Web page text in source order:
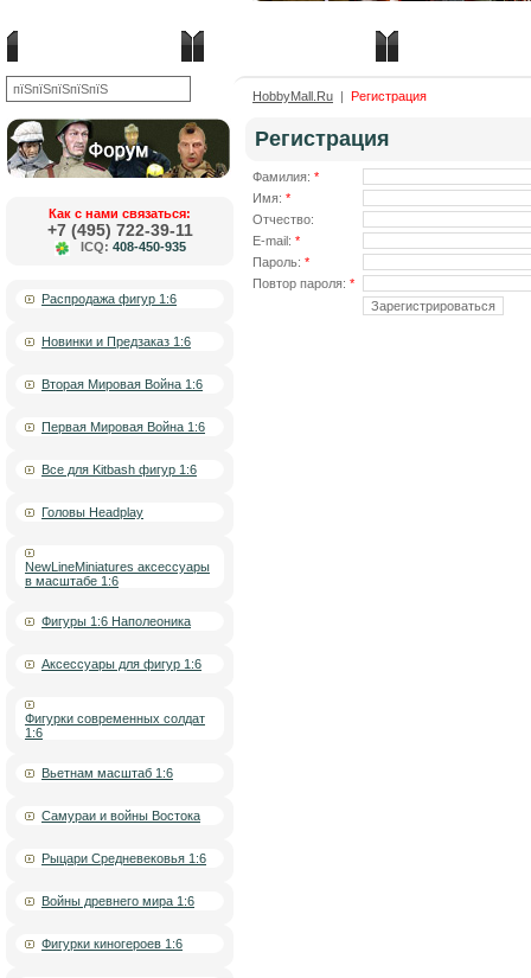
Как с нами связаться:
+7 (495) 722-39-11
ICQ: 408-450-935
Распродажа фигур 1:6
Новинки и Предзаказ 1:6
Вторая Мировая Война 1:6
Первая Мировая Война 1:6
Все для Kitbash фигур 1:6
Головы Headplay
NewLineMiniatures аксессуары
в масштабе 1:6
Фигуры 1:6 Наполеоника
Аксессуары для фигур 1:6
Фигурки современных солдат
1:6
Вьетнам масштаб 1:6
Самураи и войны Востока
Рыцари Средневековья 1:6
Войны древнего мира 1:6
Фигурки киногероев 1:6
HobbyMall.Ru | Регистрация
Регистрация
Фамилия: *
Имя: *
Отчество:
E-mail: *
Пароль: *
Повтор пароля: *